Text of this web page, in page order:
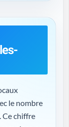
Ce chiffre